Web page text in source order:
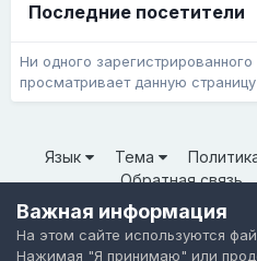
Последние посетители
Ни одного зарегистрированного
просматривает данную страницу
Язык Тема
Обратная связь
© ООО
Powered by
Важная информация
На этом сайте используются
Нажимая "Я принимаю" или